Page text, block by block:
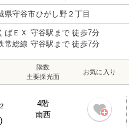
県守谷市ひがし野２丁目
ばＥＸ 守谷駅まで 徒歩7分
常総線 守谷駅まで 徒歩7分
階数
主要採光面
お気に入り
2
4階
南西